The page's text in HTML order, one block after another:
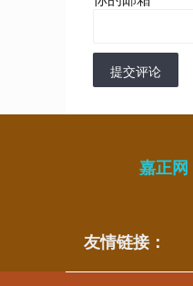
提交评论
嘉正网
友情链接：